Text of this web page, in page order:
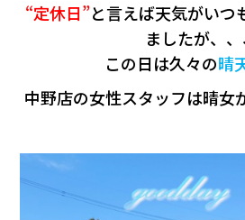
“定休日”と言えば天気がいつ
ましたが、、
この日は久々の晴
中野店の女性スタッフは晴女